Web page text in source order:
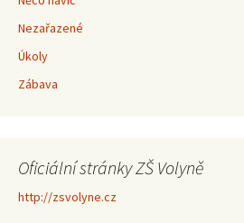
Nezařazené
Úkoly
Zábava
Oficiální stránky ZŠ Volyně
http://zsvolyne.cz